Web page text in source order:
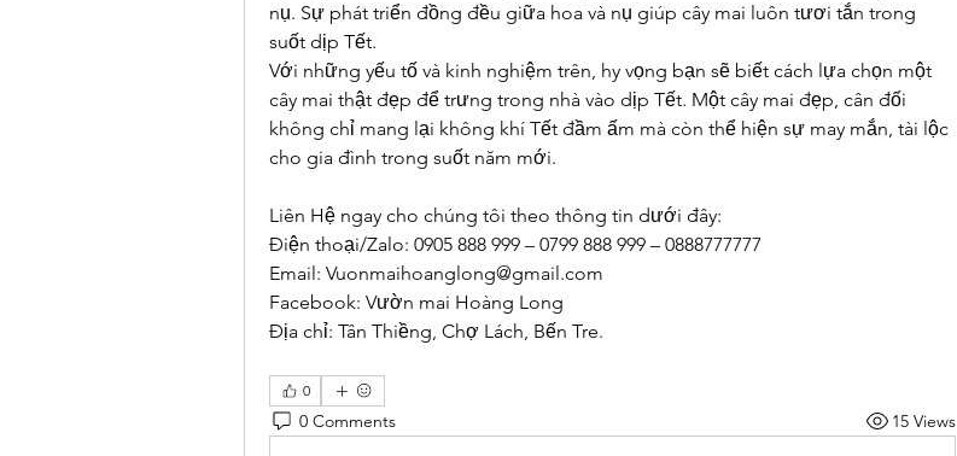
nụ. Sự phát triển đồng đều giữa hoa và nụ giúp cây mai luôn tươi tắn trong
suốt dịp Tết.
Với những yếu tố và kinh nghiệm trên, hy vọng bạn sẽ biết cách lựa chọn một
cây mai thật đẹp để trưng trong nhà vào dịp Tết. Một cây mai đẹp, cân đối
không chỉ mang lại không khí Tết đầm ấm mà còn thể hiện sự may mắn, tài lộc
cho gia đình trong suốt năm mới.
Liên Hệ ngay cho chúng tôi theo thông tin dưới đây:
Điện thoại/Zalo: 0905 888 999 – 0799 888 999 – 0888777777
Email: Vuonmaihoanglong@gmail.com
Facebook: Vườn mai Hoàng Long
Địa chỉ: Tân Thiềng, Chợ Lách, Bến Tre.
0
0 Comments 15 Views